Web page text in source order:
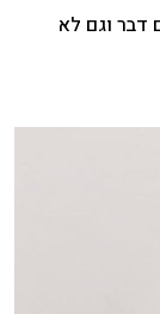
דבר וגם לא